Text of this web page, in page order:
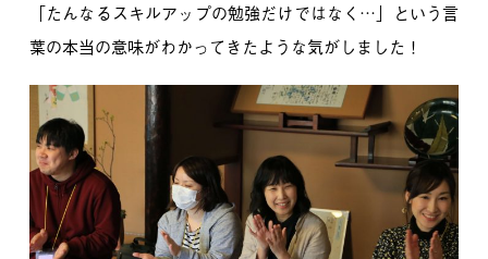
「たんなるスキルアップの勉強だけではなく…」
という言
葉の本当の意味がわかってきたような気がしました！